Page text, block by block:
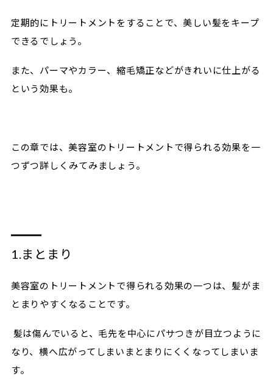
定期的にトリートメントをすることで、美しい髪をキープ
できるでしょう。
また、パーマやカラー、縮毛矯正などがきれいに仕上がる
という効果も。
この章では、美容室のトリートメントで得られる効果を一
つずつ詳しくみてみましょう。
1.まとまり
美容室のトリートメントで得られる効果の一つは、髪がま
とまりやすくなることです。
髪は傷んでいると、毛先を中心にパサつきが目立つように
なり、横へ広がってしまいまとまりにくくなってしまいま
す。